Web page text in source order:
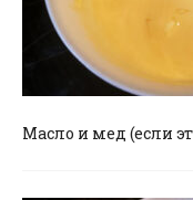
Масло и мед (если